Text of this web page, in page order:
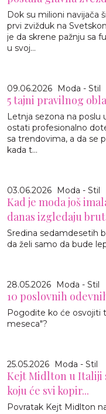
Dok su milioni navijača
prvi zvižduk na
je da skrene pažnju sa
u svoj...
09.06.2026 Moda - Stil
5 tajni pravilnog
Letnja sezona na
ostati profesionalno
sa trendovima, a da se
kada t...
03.06.2026 Moda - Stil
Kad je moda još
danas izgledaju
Sredina sedamdesetih
da želi samo da bude
28.05.2026 Moda - Stil
10 poslovnih
Pogodite ko će osvojiti
meseca"?
25.05.2026 Moda - Stil
Kejt Midlton u Italiji
koju će svi kopir...
Povratak Kejt Midlton